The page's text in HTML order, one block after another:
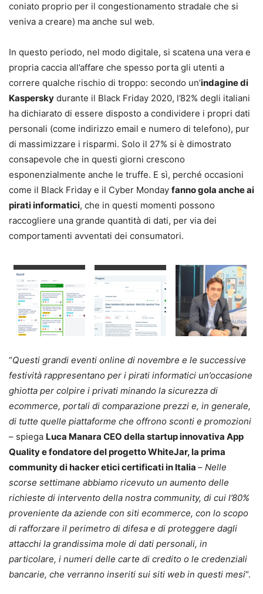
coniato proprio per il congestionamento stradale che si
veniva a creare) ma anche sul web.
In questo periodo, nel modo digitale, si scatena una vera e
propria caccia all’affare che spesso porta gli utenti a
correre qualche rischio di troppo: secondo un’indagine di
Kaspersky durante il Black Friday 2020, l’82% degli italiani
ha dichiarato di essere disposto a condividere i propri dati
personali (come indirizzo email e numero di telefono), pur
di massimizzare i risparmi. Solo il 27% si è dimostrato
consapevole che in questi giorni crescono
esponenzialmente anche le truffe. E sì, perché occasioni
come il Black Friday e il Cyber Monday fanno gola anche ai
pirati informatici, che in questi momenti possono
raccogliere una grande quantità di dati, per via dei
comportamenti avventati dei consumatori.
“Questi grandi eventi online di novembre e le successive
festività rappresentano per i pirati informatici un’occasione
ghiotta per colpire i privati minando la sicurezza di
ecommerce, portali di comparazione prezzi e, in generale,
di tutte quelle piattaforme che offrono sconti e promozioni
– spiega Luca Manara CEO della startup innovativa App
Quality e fondatore del progetto WhiteJar, la prima
community di hacker etici certificati in Italia – Nelle
scorse settimane abbiamo ricevuto un aumento delle
richieste di intervento della nostra community, di cui l’80%
proveniente da aziende con siti ecommerce, con lo scopo
di rafforzare il perimetro di difesa e di proteggere dagli
attacchi la grandissima mole di dati personali, in
particolare, i numeri delle carte di credito o le credenziali
bancarie, che verranno inseriti sui siti web in questi mesi“.